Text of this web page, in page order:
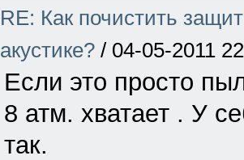
RE: Как почистить
акустике? / 04-05-2011
Если это просто
8 атм. хватает . У
так.